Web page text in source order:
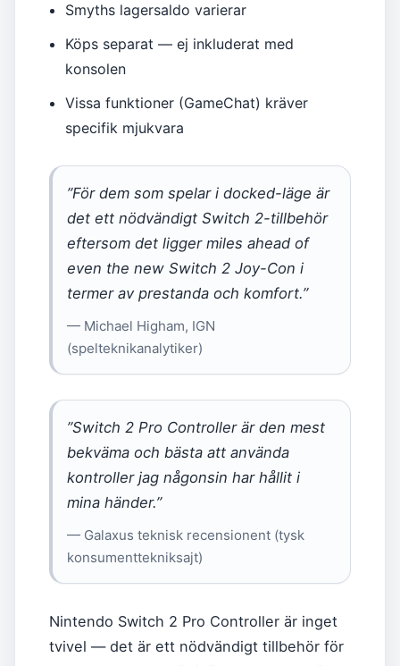
Smyths lagersaldo varierar
Köps separat — ej inkluderat med
konsolen
Vissa funktioner (GameChat) kräver
specifik mjukvara
”För dem som spelar i docked-läge är
det ett nödvändigt Switch 2-tillbehör
eftersom det ligger miles ahead of
even the new Switch 2 Joy-Con i
termer av prestanda och komfort.”
— Michael Higham, IGN
(spelteknikanalytiker)
”Switch 2 Pro Controller är den mest
bekväma och bästa att använda
kontroller jag någonsin har hållit i
mina händer.”
— Galaxus teknisk recensionent (tysk
konsumenttekniksajt)
Nintendo Switch 2 Pro Controller är inget
tvivel — det är ett nödvändigt tillbehör för